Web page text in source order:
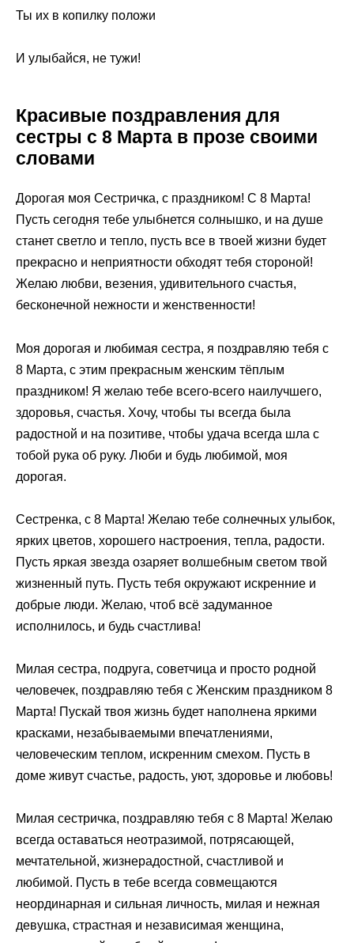
Ты их в копилку положи
И улыбайся, не тужи!
Красивые поздравления для
сестры с 8 Марта в прозе своими
словами
Дорогая моя Сестричка, с праздником! С 8 Марта!
Пусть сегодня тебе улыбнется солнышко, и на душе
станет светло и тепло, пусть все в твоей жизни будет
прекрасно и неприятности обходят тебя стороной!
Желаю любви, везения, удивительного счастья,
бесконечной нежности и женственности!
Моя дорогая и любимая сестра, я поздравляю тебя с
8 Марта, с этим прекрасным женским тёплым
праздником! Я желаю тебе всего-всего наилучшего,
здоровья, счастья. Хочу, чтобы ты всегда была
радостной и на позитиве, чтобы удача всегда шла с
тобой рука об руку. Люби и будь любимой, моя
дорогая.
Сестренка, с 8 Марта! Желаю тебе солнечных улыбок,
ярких цветов, хорошего настроения, тепла, радости.
Пусть яркая звезда озаряет волшебным светом твой
жизненный путь. Пусть тебя окружают искренние и
добрые люди. Желаю, чтоб всё задуманное
исполнилось, и будь счастлива!
Милая сестра, подруга, советчица и просто родной
человечек, поздравляю тебя с Женским праздником 8
Марта! Пускай твоя жизнь будет наполнена яркими
красками, незабываемыми впечатлениями,
человеческим теплом, искренним смехом. Пусть в
доме живут счастье, радость, уют, здоровье и любовь!
Милая сестричка, поздравляю тебя с 8 Марта! Желаю
всегда оставаться неотразимой, потрясающей,
мечтательной, жизнерадостной, счастливой и
любимой. Пусть в тебе всегда совмещаются
неординарная и сильная личность, милая и нежная
девушка, страстная и независимая женщина,